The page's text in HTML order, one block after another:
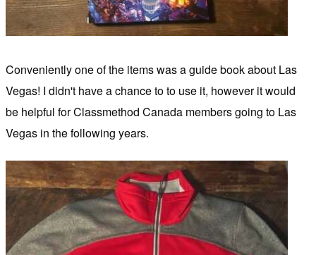
Conveniently one of the items was a guide book about Las
Vegas! I didn't have a chance to to use it, however it would
be helpful for Classmethod Canada members going to Las
Vegas in the following years.